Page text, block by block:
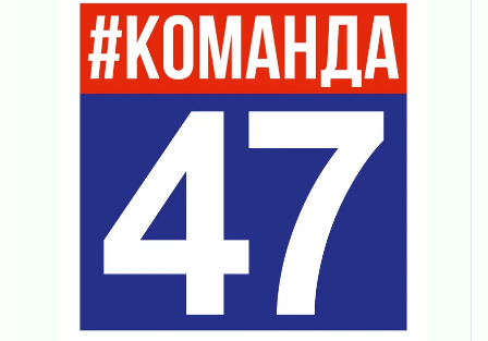
Пик топливного кризиса в регионе прошёл
31 июля 2026
О мужестве, долге и стойкости
Ленинградцы — бойцам «Барс-Ленинградец»
Маршрутами будущего — к заветной цели
«Корвет» на страже
31 июля 2026
Правила для жизни
С рабочим визитом